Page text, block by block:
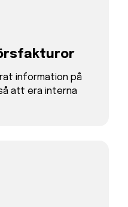
information på
att era interna